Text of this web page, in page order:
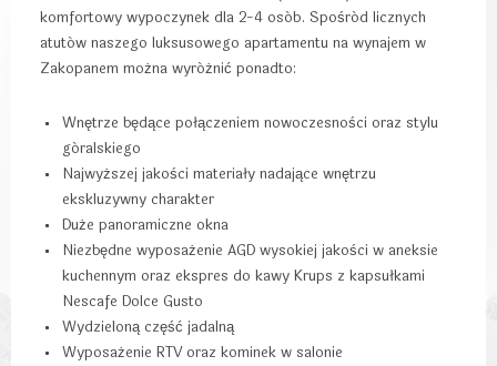
komfortowy wypoczynek dla 2-4 osób. Spośród licznych
atutów naszego luksusowego apartamentu na wynajem w
Zakopanem można wyróżnić ponadto:
Wnętrze będące połączeniem nowoczesności oraz stylu
góralskiego
Najwyższej jakości materiały nadające wnętrzu
ekskluzywny charakter
Duże panoramiczne okna
Niezbędne wyposażenie AGD wysokiej jakości w aneksie
kuchennym oraz ekspres do kawy Krups z kapsułkami
Nescafe Dolce Gusto
Wydzieloną część jadalną
Wyposażenie RTV oraz kominek w salonie